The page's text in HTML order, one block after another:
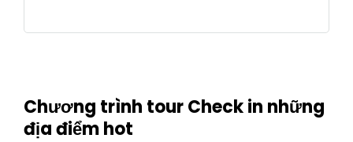
Chương trình tour Check in những
địa điểm hot